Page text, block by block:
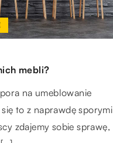
WYPOCZYNEK
się każdy myśliwy
stanowić różnicę
polowaniem. Jest
mebli?
na umeblowanie
się to z naprawdę sporymi
zdajemy sobie sprawę,
powinny dodawać
charakteru oraz